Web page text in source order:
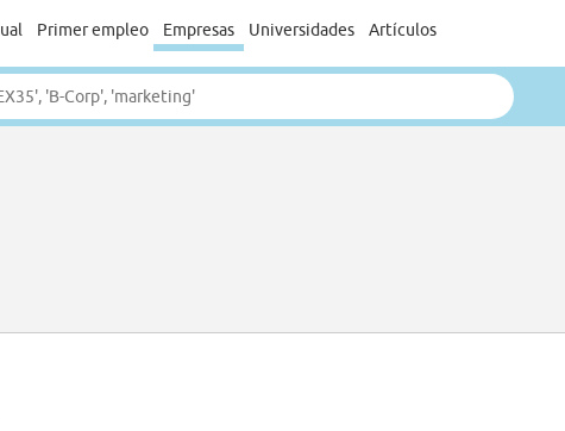
Primer empleo Empresas Universidades Artículos